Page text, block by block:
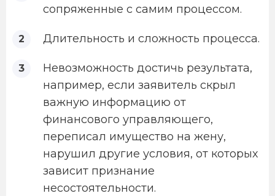
сопряженные с самим процессом.
Длительность и сложность процесса.
Невозможность достичь результата,
например, если заявитель скрыл
важную информацию от
финансового управляющего,
переписал имущество на жену,
нарушил другие условия, от которых
зависит признание
несостоятельности.